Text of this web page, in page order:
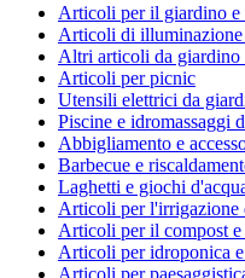
Articoli per il giardino e
Articoli di illuminazione
Altri articoli da giardino
Articoli per picnic
Utensili elettrici da
Piscine e idromassaggi
Abbigliamento e
Barbecue e
Laghetti e giochi
Articoli per l'irrigazione
Articoli per il compost
Articoli per idroponica e
Articoli per